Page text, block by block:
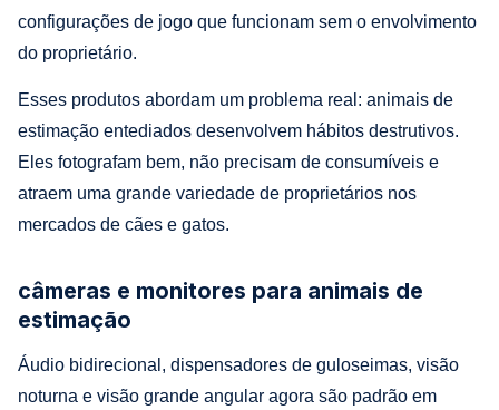
configurações de jogo que funcionam sem o envolvimento
do proprietário.
Esses produtos abordam um problema real: animais de
estimação entediados desenvolvem hábitos destrutivos.
Eles fotografam bem, não precisam de consumíveis e
atraem uma grande variedade de proprietários nos
mercados de cães e gatos.
câmeras e monitores para animais de
estimação
Áudio bidirecional, dispensadores de guloseimas, visão
noturna e visão grande angular agora são padrão em